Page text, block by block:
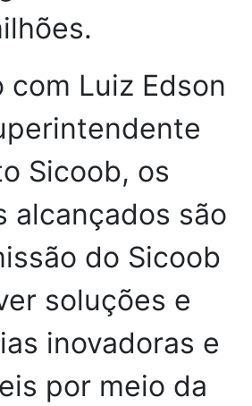
com Luiz Edson
Sicoob, os
alcançados são
do Sicoob
soluções e
inovadoras e
por meio da